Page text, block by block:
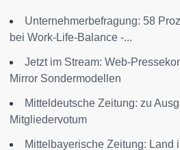
Unternehmerbefragung: 58
bei Work-Life-Balance -...
Jetzt im Stream: Web-
Mirror Sondermodellen
Mitteldeutsche Zeitung: zu
Mitgliedervotum
Mittelbayerische Zeitung: Land